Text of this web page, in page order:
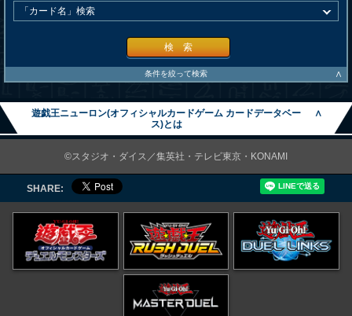
検 索
条件を絞って検索 ∧
遊戯王ニューロン(オフィシャルカードゲーム カードデータベー
ス)とは
∧
©スタジオ・ダイス／集英社・テレビ東京・KONAMI
SHARE: